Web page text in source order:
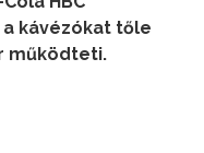
kávézókat tőle
működteti.